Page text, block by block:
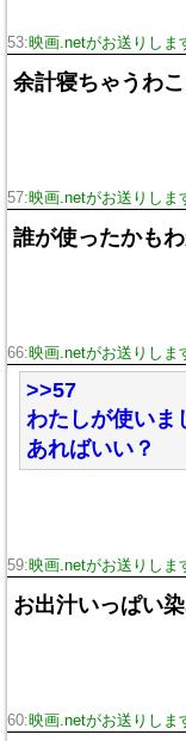
53:映画.netがお送りしま
余計寝ちゃうわ
57:映画.netがお送りしま
誰が使ったかも
66:映画.netがお送りしま
>>57
わたしが使いま
あればいい？
59:映画.netがお送りしま
お出汁いっぱい
60:映画.netがお送りしま